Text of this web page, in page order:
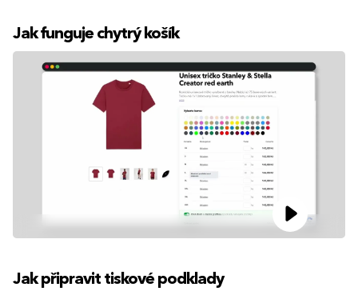
Jak funguje chytrý košík
Jak připravit tiskové podklady